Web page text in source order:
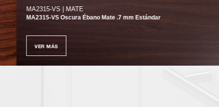
MA2315-VS | MATE
MA2315-VS Oscura Ébano Mate .7 mm Estándar
VER MÁS